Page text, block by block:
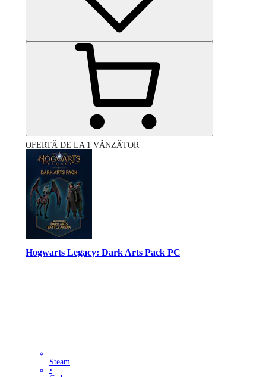
OFERTĂ DE LA 1 VÂNZĂTOR
Hogwarts Legacy: Dark Arts Pack PC
Steam
•